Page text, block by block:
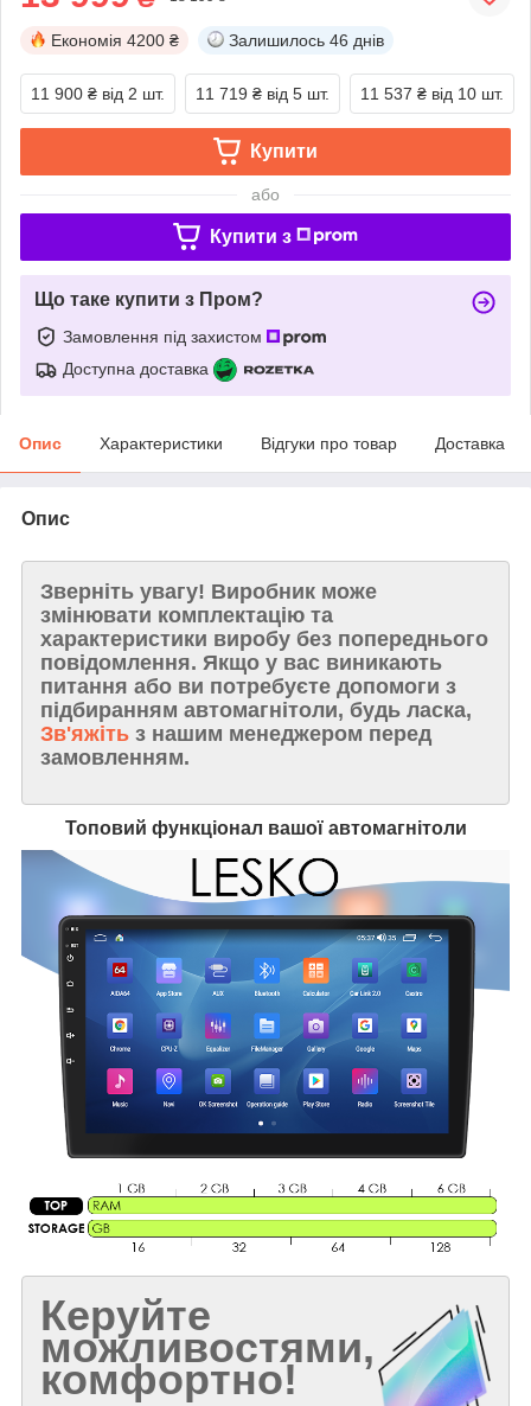
Економія 4200 ₴ Залишилось 46 днів
11 900 ₴ від 2 шт. 11 719 ₴ від 5 шт. 11 537 ₴ від 10 шт.
Купити
або
Купити з
Що таке купити з Пром?
Замовлення під захистом
Доступна доставка
Опис Характеристики Відгуки про товар Доставка
Опис
Зверніть увагу! Виробник може
змінювати комплектацію та
характеристики виробу без попереднього
повідомлення. Якщо у вас виникають
питання або ви потребуєте допомоги з
підбиранням автомагнітоли, будь ласка,
Зв'яжіть з нашим менеджером перед
замовленням.
Топовий функціонал вашої автомагнітоли
Керуйте
можливостями,
комфортно!